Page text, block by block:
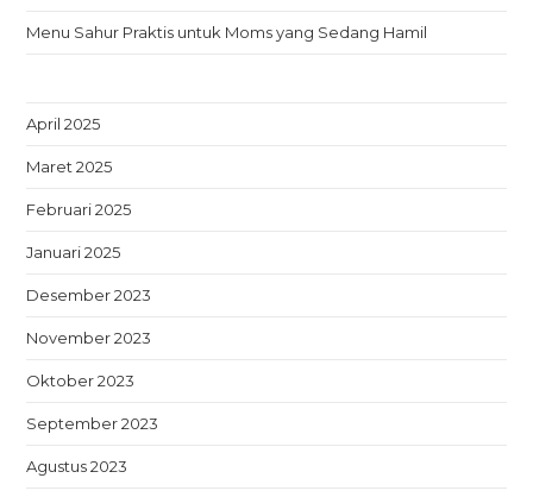
Menu Sahur Praktis untuk Moms yang Sedang Hamil
April 2025
Maret 2025
Februari 2025
Januari 2025
Desember 2023
November 2023
Oktober 2023
September 2023
Agustus 2023